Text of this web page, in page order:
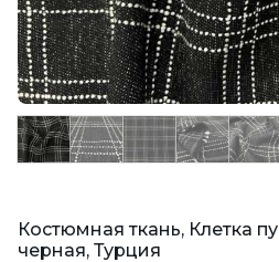
Костюмная ткань, Клетка
черная, Турция